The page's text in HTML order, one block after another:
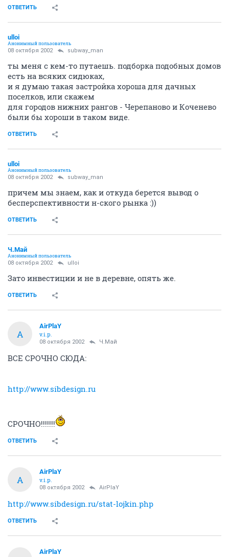
ОТВЕТИТЬ
ulloi
Анонимный пользователь
08 октября 2002 subway_man
ты меня с кем-то путаешь. подборка подобных домов
есть на всяких сидюках,
и я думаю такая застройка хороша для дачных
поселков, или скажем
для городов нижних рангов - Черепаново и Коченево
были бы хороши в таком виде.
ОТВЕТИТЬ
ulloi
Анонимный пользователь
08 октября 2002 subway_man
причем мы знаем, как и откуда берется вывод о
бесперспективности н-ского рынка :))
ОТВЕТИТЬ
Ч.Май
Анонимный пользователь
08 октября 2002 ulloi
Зато инвестиции и не в деревне, опять же.
ОТВЕТИТЬ
A
AirPlaY
v.i.p.
08 октября 2002 Ч.Май
ВСЕ СРОЧНО СЮДА:
http://www.sibdesign.ru
СРОЧНО!!!!!!!
ОТВЕТИТЬ
A
AirPlaY
v.i.p.
08 октября 2002 AirPlaY
http://www.sibdesign.ru/stat-lojkin.php
ОТВЕТИТЬ
AirPlaY